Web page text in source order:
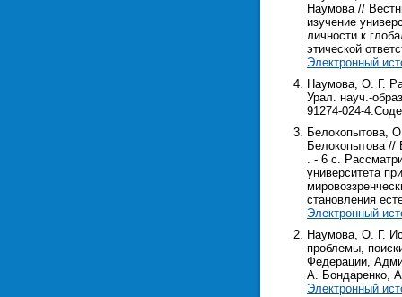
Наумова //
изучение
личности к
этической
Электронный
Наумова, О. Г.
Урал. науч.-
91274-024-
Белокопытова,
Белокопытова //
. - 6 с.
университета
становления
Электронный
Наумова, О. Г.
проблемы,
Федерации,
А. Бондаренко,
Электронный